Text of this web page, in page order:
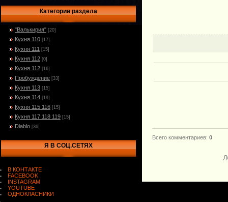
Категории раздела
"Валькирия" [20]
Кухня 110 [17]
Кухня 111 [15]
Кухня 112 [0]
Кухня 112 [16]
Пробуждение [33]
Кухня 113 [15]
Кухня 114 [19]
Кухня 115 116 [15]
Кухня 117 118 119 [15]
Diablo [36]
Я В СОЦ.СЕТЯХ
В КОНТАКТЕ
FACEBOOK
INSTAGRAM
YOUTUBE
ОДНОКЛАСНИКИ
Всего комментариев: 0